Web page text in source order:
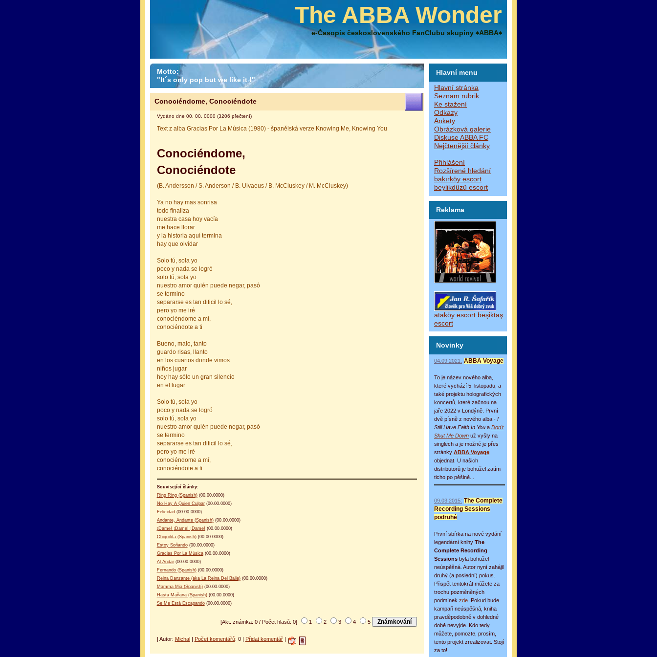
The ABBA Wonder
e-Časopis československého FanClubu skupiny ♠ABBA♠
Hlavní menu
Hlavní stránka
Seznam rubrik
Ke stažení
Odkazy
Ankety
Obrázková galerie
Diskuse ABBA FC
Nejčtenější články
Přihlášení
Rozšírené hledání
bakırköy escort
beylikdüzü escort
Reklama
ataköy escort beşiktaş
escort
Novinky
04.09.2021: ABBA Voyage
To je název nového alba,
které vychází 5. listopadu, a
také projektu holografických
koncertů, které začnou na
jaře 2022 v Londýně. První
dvě písně z nového alba - I
Still Have Faith In You a Don't
Shut Me Down už vyšly na
singlech a je možné je přes
stránky ABBA Voyage
objednat. U našich
distributorů je bohužel zatím
ticho po pěšině...
09.03.2015: The Complete
Recording Sessions
podruhé
První sbírka na nové vydání
legendární knihy The
Complete Recording
Sessions byla bohužel
neúspěšná. Autor nyní zahájil
druhý (a poslední) pokus.
Přispět tentokrát můžete za
trochu pozměněných
podmínek zde . Pokud bude
kampaň neúspěšná, kniha
pravděpodobně v dohledné
době nevyjde. Kdo tedy
můžete, pomozte, prosím,
tento projekt zrealizovat. Stojí
za to!
Motto:
"It´s only pop but we like it !"
Conociéndome, Conociéndote
Vydáno dne 00. 00. 0000 (3206 přečtení)
Text z alba Gracias Por La Música (1980) - španělská verze Knowing Me, Knowing You
Conociéndome,
Conociéndote
(B. Andersson / S. Anderson / B. Ulvaeus / B. McCluskey / M. McCluskey)
Ya no hay mas sonrisa
todo finaliza
nuestra casa hoy vacía
me hace llorar
y la historia aquí termina
hay que olvidar
Solo tú, sola yo
poco y nada se logró
solo tú, sola yo
nuestro amor quién puede negar, pasó
se termino
separarse es tan dificil lo sé,
pero yo me iré
conociéndome a mí,
conociéndote a ti
Bueno, malo, tanto
guardo risas, llanto
en los cuartos donde vimos
niños jugar
hoy hay sólo un gran silencio
en el lugar
Solo tú, sola yo
poco y nada se logró
solo tú, sola yo
nuestro amor quién puede negar, pasó
se termino
separarse es tan dificil lo sé,
pero yo me iré
conociéndome a mí,
conociéndote a ti
Související články:
Ring Ring (Spanish)(00.00.0000)
No Hay A Quien Culpar(00.00.0000)
Felicidad (00.00.0000)
Andante, Andante (Spanish)(00.00.0000)
¡Dame! ¡Dame! ¡Dame! (00.00.0000)
Chiquitita (Spanish)(00.00.0000)
Estoy Soñando(00.00.0000)
Gracias Por La Música(00.00.0000)
Al Andar(00.00.0000)
Fernando (Spanish)(00.00.0000)
Reina Danzante (aka La Reina Del Baile)(00.00.0000)
Mamma Mia (Spanish)(00.00.0000)
Hasta Mañana (Spanish)(00.00.0000)
Se Me Está Escapando(00.00.0000)
[Akt. známka: 0 / Počet hlasů: 0] 1 2 3 4 5
| Autor: Michal| Počet komentářů: 0 | Přidat komentář|